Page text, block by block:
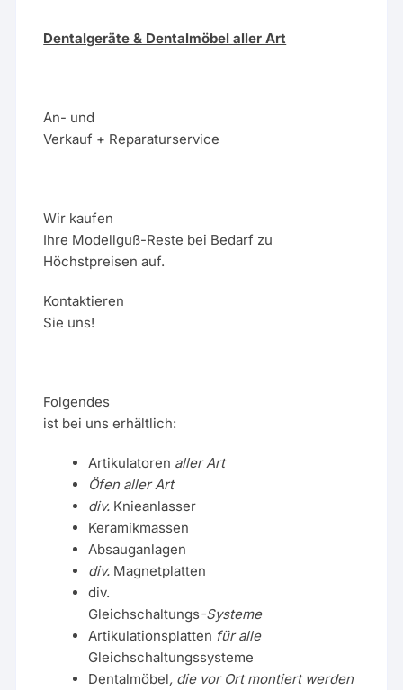
Dentalgeräte & Dentalmöbel aller Art
An- und
Verkauf + Reparaturservice
Wir kaufen
Ihre Modellguß-Reste bei Bedarf zu
Höchstpreisen auf.
Kontaktieren
Sie uns!
Folgendes
ist bei uns erhältlich:
Artikulatoren aller Art
Öfen aller Art
div. Knieanlasser
Keramikmassen
Absauganlagen
div. Magnetplatten
div.
Gleichschaltungs-Systeme
Artikulationsplatten für alle
Gleichschaltungssysteme
Dentalmöbel, die vor Ort montiert werden